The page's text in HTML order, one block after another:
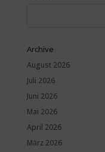
Archive
August 2026
Juli 2026
Juni 2026
Mai 2026
April 2026
März 2026